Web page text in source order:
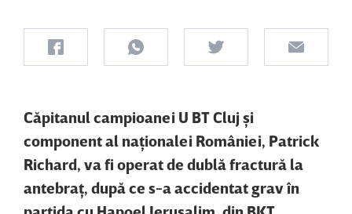
Căpitanul campioanei U BT Cluj şi
component al naţionalei României, Patrick
Richard, va fi operat de dublă fractură la
antebraţ, după ce s-a accidentat grav în